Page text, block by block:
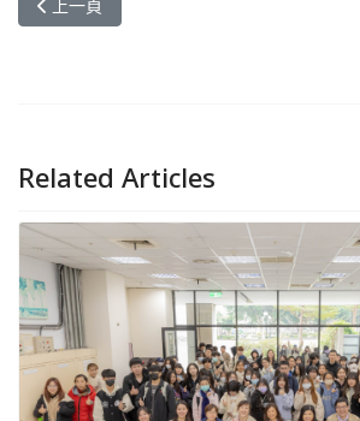
上一篇文章: 綠色行動再升級！元智師生攜
上一頁
Related Articles